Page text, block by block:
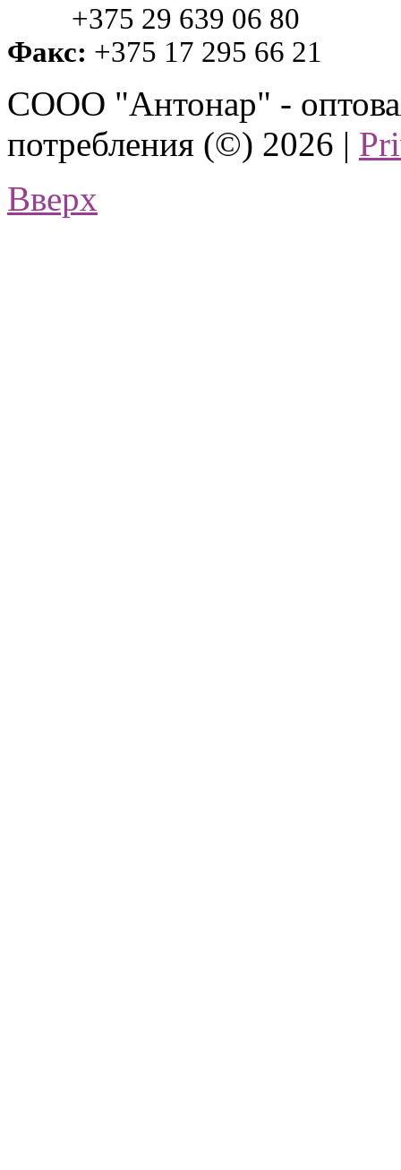
+375 29 639 06 80
Факс: +375 17 295 66 21
СООО "Антонар" -
потребления (©) 2026 |
Вверх